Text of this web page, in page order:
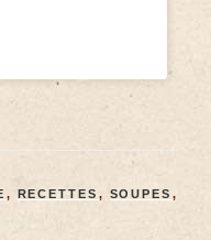
, RECETTES , SOUPES ,